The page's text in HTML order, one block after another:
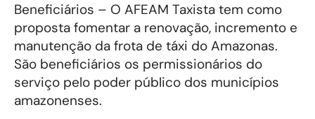
Beneficiários – O AFEAM Taxista tem como
proposta fomentar a renovação, incremento e
manutenção da frota de táxi do Amazonas.
São beneficiários os permissionários do
serviço pelo poder público dos municípios
amazonenses.